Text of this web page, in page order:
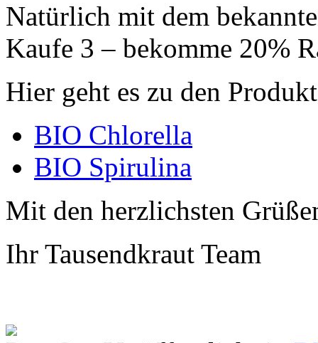
Natürlich mit dem
Kaufe 3 – bekomme 20%
Hier geht es zu den
BIO Chlorella
BIO Spirulina
Mit den herzlichsten
Ihr Tausendkraut Team